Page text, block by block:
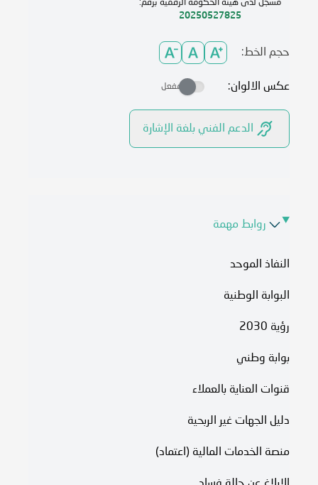
مسجل لدى هيئة الحكومة الرقمية برقم:
20250527825
حجم الخط:
عكس الالوان: مفعل
الدعم الفني بلغة الإشارة
روابط مهمة
النفاذ الموحد
البوابة الوطنية
رؤية 2030
بوابة وطني
قنوات العناية بالعملاء
دليل الجهات غير الربحية
منصة الخدمات المالية (اعتماد)